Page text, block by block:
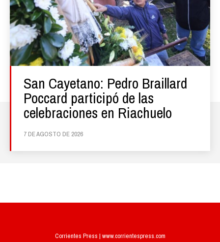
San Cayetano: Pedro Braillard
Poccard participó de las
celebraciones en Riachuelo
7 DE AGOSTO DE 2026
Corrientes Press | www.corrientespress.com